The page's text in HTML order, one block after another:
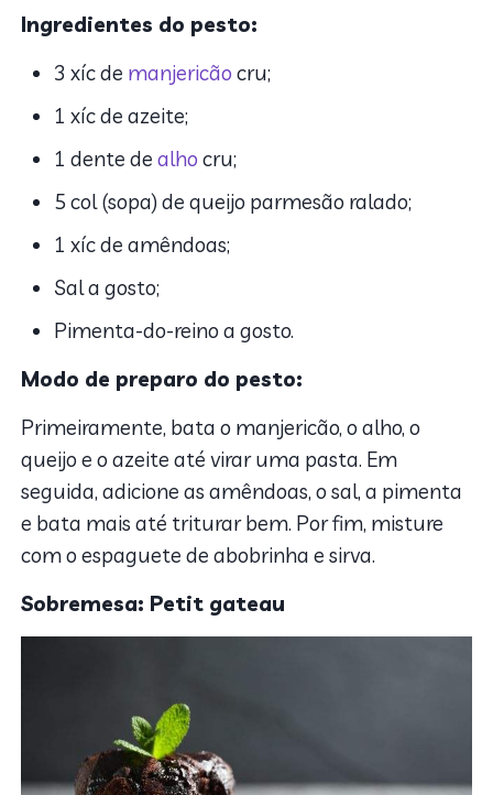
Ingredientes do pesto:
3 xíc de manjericão cru;
1 xíc de azeite;
1 dente dealho cru;
5 col (sopa) de queijo parmesão ralado;
1 xíc de amêndoas;
Sal a gosto;
Pimenta-do-reino a gosto.
Modo de preparo do pesto:
Primeiramente, bata o manjericão, o alho, o
queijo e o azeite até virar uma pasta. Em
seguida, adicione as amêndoas, o sal, a pimenta
e bata mais até triturar bem. Por fim, misture
com o espaguete de abobrinha e sirva.
Sobremesa: Petit gateau